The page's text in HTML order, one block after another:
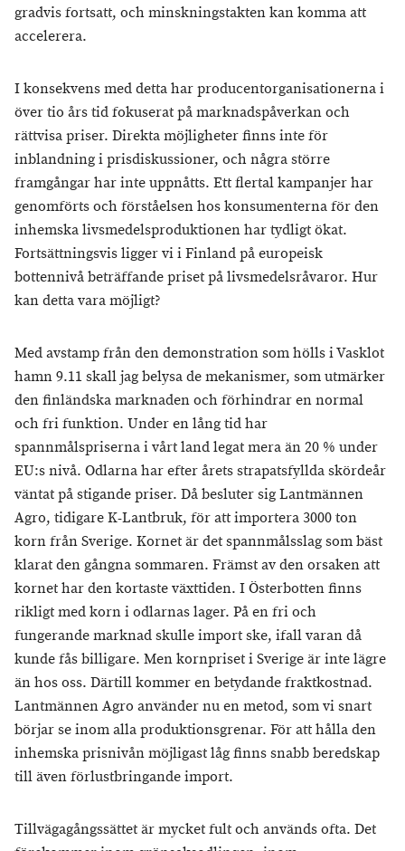
gradvis fortsatt, och minskningstakten kan komma att
accelerera.
I konsekvens med detta har producentorganisationerna i
över tio års tid fokuserat på marknadspåverkan och
rättvisa priser. Direkta möjligheter finns inte för
inblandning i prisdiskussioner, och några större
framgångar har inte uppnåtts. Ett flertal kampanjer har
genomförts och förståelsen hos konsumenterna för den
inhemska livsmedelsproduktionen har tydligt ökat.
Fortsättningsvis ligger vi i Finland på europeisk
bottennivå beträffande priset på livsmedelsråvaror. Hur
kan detta vara möjligt?
Med avstamp från den demonstration som hölls i Vasklot
hamn 9.11 skall jag belysa de mekanismer, som utmärker
den finländska marknaden och förhindrar en normal
och fri funktion. Under en lång tid har
spannmålspriserna i vårt land legat mera än 20 % under
EU:s nivå. Odlarna har efter årets strapatsfyllda skördeår
väntat på stigande priser. Då besluter sig Lantmännen
Agro, tidigare K-Lantbruk, för att importera 3000 ton
korn från Sverige. Kornet är det spannmålsslag som bäst
klarat den gångna sommaren. Främst av den orsaken att
kornet har den kortaste växttiden. I Österbotten finns
rikligt med korn i odlarnas lager. På en fri och
fungerande marknad skulle import ske, ifall varan då
kunde fås billigare. Men kornpriset i Sverige är inte lägre
än hos oss. Därtill kommer en betydande fraktkostnad.
Lantmännen Agro använder nu en metod, som vi snart
börjar se inom alla produktionsgrenar. För att hålla den
inhemska prisnivån möjligast låg finns snabb beredskap
till även förlustbringande import.
Tillvägagångssättet är mycket fult och används ofta. Det